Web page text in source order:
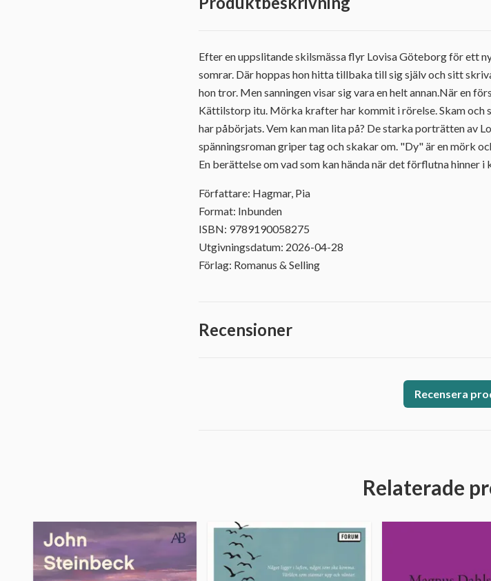
Efter en uppslitande skilsmässa flyr Lovisa Göteborg för ett
somrar. Där hoppas hon hitta tillbaka till sig själv och sitt
hon tror. Men sanningen visar sig vara en helt annan.När en
Kättilstorp itu. Mörka krafter har kommit i rörelse. Skam och
har påbörjats. Vem kan man lita på? De starka porträtten av
spänningsroman griper tag och skakar om. "Dy" är en mörk
En berättelse om vad som kan hända när det förflutna hinner
Författare: Hagmar, Pia
Format: Inbunden
ISBN: 9789190058275
Utgivningsdatum: 2026-04-28
Förlag: Romanus & Selling
Recensioner
Recensera
Relaterade